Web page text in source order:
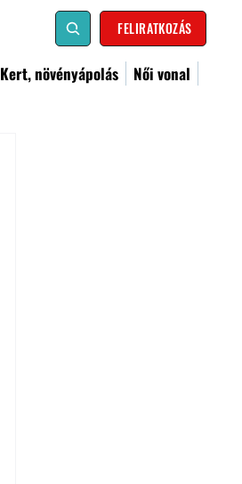
FELIRATKOZÁS
Kert, növényápolás
Női vonal